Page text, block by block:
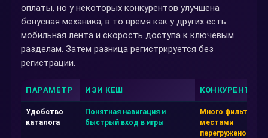
оплаты, но у некоторых конкурентов улучшена
бонусная механика, в то время как у других есть
мобильная лента и скорость доступа к ключевым
разделам. Затем разница регистрируется без
регистрации.
ПАРАМЕТР ИЗИ КЕШ КОНКУРЕНТ А
Удобство
каталога
Понятная навигация и
быстрый вход в игры
Много фильтров,
местами
перегружено